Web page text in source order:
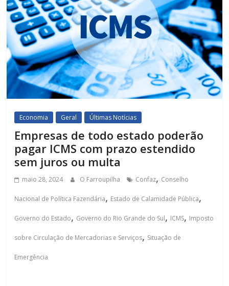
Economia Geral Últimas Notícias
Empresas de todo estado poderão
pagar ICMS com prazo estendido
sem juros ou multa
maio 28, 2024 O Farroupilha Confaz, Conselho
Nacional de Política Fazendária, Estado de Calamidade Pública,
Governo do Estado, Governo do Rio Grande do Sul, ICMS, Imposto
sobre Circulação de Mercadorias e Serviços, Situação de
Emergência